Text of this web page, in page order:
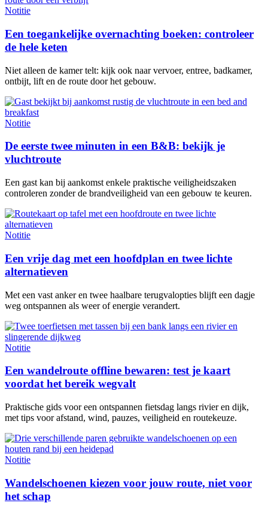
Notitie
Een toegankelijke overnachting boeken: controleer
de hele keten
Niet alleen de kamer telt: kijk ook naar vervoer, entree, badkamer,
ontbijt, lift en de route door het gebouw.
Notitie
De eerste twee minuten in een B&B: bekijk je
vluchtroute
Een gast kan bij aankomst enkele praktische veiligheidszaken
controleren zonder de brandveiligheid van een gebouw te keuren.
Notitie
Een vrije dag met een hoofdplan en twee lichte
alternatieven
Met een vast anker en twee haalbare terugvalopties blijft een dagje
weg ontspannen als weer of energie verandert.
Notitie
Een wandelroute offline bewaren: test je kaart
voordat het bereik wegvalt
Praktische gids voor een ontspannen fietsdag langs rivier en dijk,
met tips voor afstand, wind, pauzes, veiligheid en routekeuze.
Notitie
Wandelschoenen kiezen voor jouw route, niet voor
het schap